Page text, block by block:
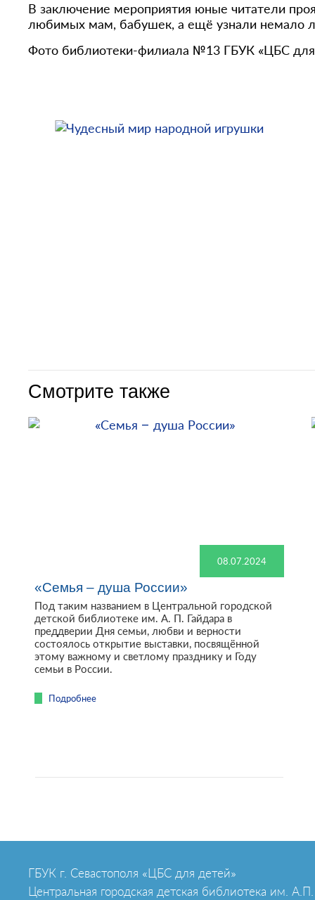
В заключение мероприятия юные читатели
любимых мам, бабушек, а ещё узнали немало
Фото библиотеки-филиала №13 ГБУК «ЦБС для
Смотрите также
08.07.2024
«Семья – душа России»
Под таким названием в Центральной городской
детской библиотеке им. А. П. Гайдара в
преддверии Дня семьи, любви и верности
состоялось открытие выставки, посвящённой
этому важному и светлому празднику и Году
семьи в России.
Подробнее
ГБУК г. Севастополя «ЦБС для детей»
Центральная городская детская библиотека им. А.П.